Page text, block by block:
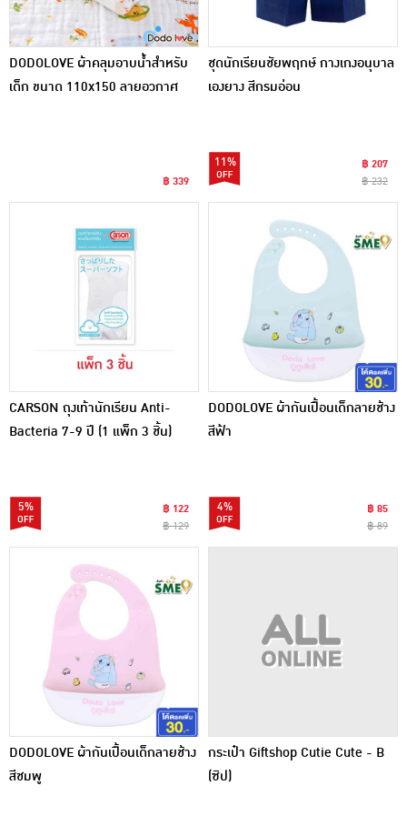
DODOLOVE ผ้าคลุมอาบน้ำสำหรับ
เด็ก ขนาด 110x150 ลายอวกาศ
฿ 339
ชุดนักเรียนชัยพฤกษ์ กางเกงอนุบาล
เองยาง สีกรมอ่อน
11%
฿ 207
฿ 232
CARSON ถุงเท้านักเรียน Anti-
Bacteria 7-9 ปี (1 แพ็ก 3 ชิ้น)
5%
฿ 122
฿ 129
DODOLOVE ผ้ากันเปื้อนเด็กลายช้าง
สีฟ้า
4%
฿ 85
฿ 89
DODOLOVE ผ้ากันเปื้อนเด็กลายช้าง
สีชมพู
กระเป๋า Giftshop Cutie Cute - B
(ซิป)